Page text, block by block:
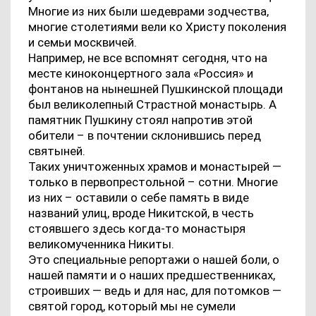
Многие из них были шедеврами зодчества,
многие столетиями вели ко Христу поколения
и семьи москвичей.
Например, не все вспомнят сегодня, что на
месте киноконцертного зала «Россия» и
фонтанов на нынешней Пушкинской площади
был великолепный Страстной монастырь. А
памятник Пушкину стоял напротив этой
обители – в почтении склонившись перед
святыней.
Таких уничтоженных храмов и монастырей —
только в первопрестольной – сотни. Многие
из них – оставили о себе память в виде
названий улиц, вроде Никитской, в честь
стоявшего здесь когда-то монастыря
великомученника Никиты.
Это специальные репортажи о нашей боли, о
нашей памяти и о наших предшественниках,
строивших — ведь и для нас, для потомков —
святой город, который мы не сумели